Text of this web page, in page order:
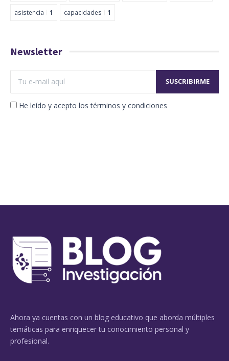
asistencia 1 capacidades 1
Newsletter
He leído y acepto los términos y condiciones
Ahora ya cuentas con un blog educativo que aborda múltiples
temáticas para enriquecer tu conocimiento personal y
profesional.